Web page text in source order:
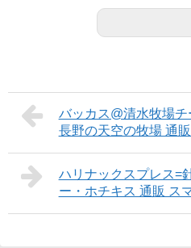
バッカス@清水牧場
長野の天空の牧場 通
ハリナックスプレス=
ー・ホチキス 通販 ス